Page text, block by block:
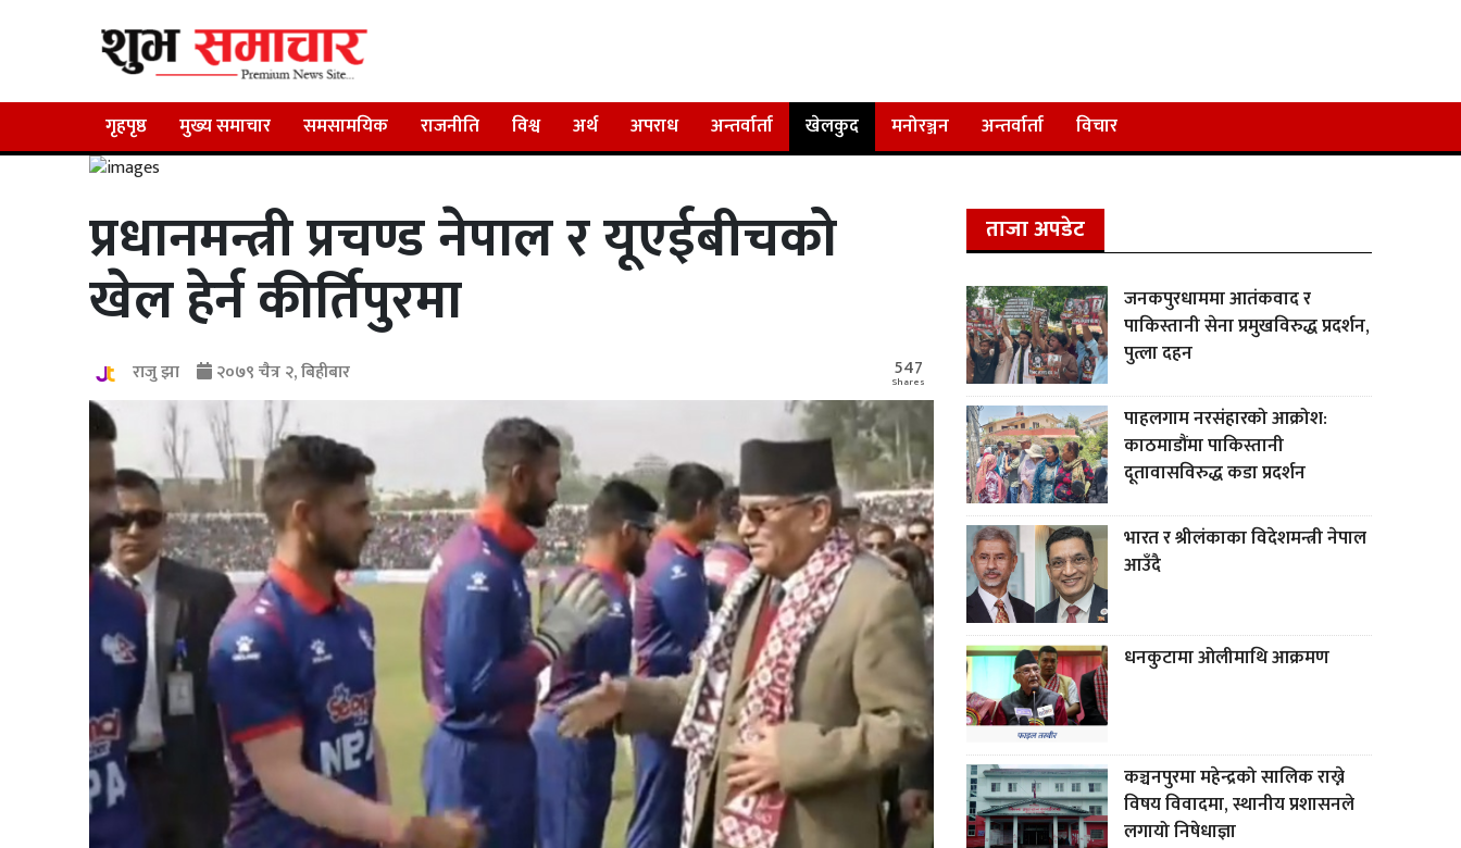
गृहपृष्ठ मुख्य समाचार समसामयिक राजनीति विश्व अर्थ अपराध अन्तर्वार्ता खेलकुद मनोरञ्जन अन्तर्वार्ता विचार
प्रधानमन्त्री प्रचण्ड नेपाल र यूएईबीचको
खेल हेर्न कीर्तिपुरमा
राजु झा २०७९ चैत्र २, बिहीबार 547
Shares
ताजा अपडेट
जनकपुरधाममा आतंकवाद र
पाकिस्तानी सेना प्रमुखविरुद्ध प्रदर्शन,
पुत्ला दहन
पाहलगाम नरसंहारको आक्रोश:
काठमाडौंमा पाकिस्तानी
दूतावासविरुद्ध कडा प्रदर्शन
भारत र श्रीलंकाका विदेशमन्त्री नेपाल
आउँदै
धनकुटामा ओलीमाथि आक्रमण
कञ्चनपुरमा महेन्द्रको सालिक राख्ने
विषय विवादमा, स्थानीय प्रशासनले
लगायो निषेधाज्ञा